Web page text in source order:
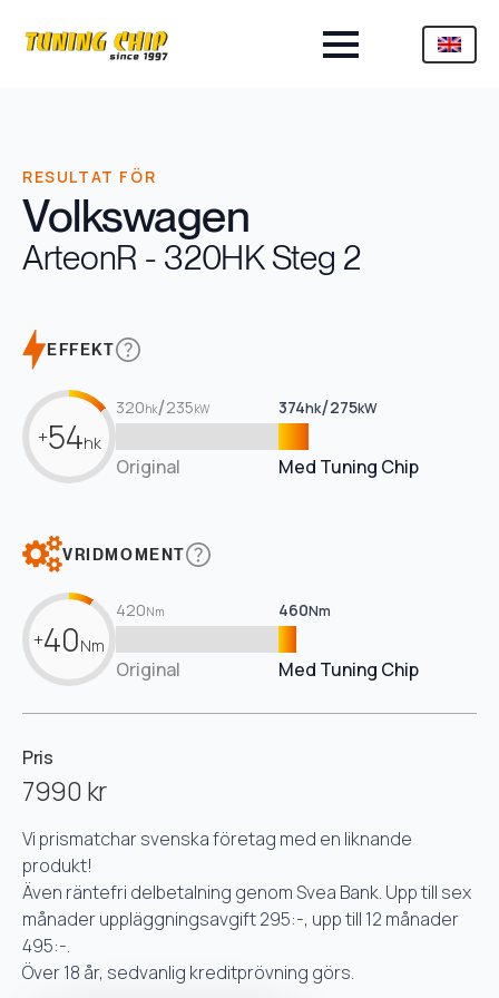
RESULTAT FÖR
Volkswagen
ArteonR - 320HK Steg 2
EFFEKT
+54hk
320hk/235kW 374hk/275kW
Original Med Tuning Chip
VRIDMOMENT
+40Nm
420Nm 460Nm
Original Med Tuning Chip
Pris
7990 kr
Vi prismatchar svenska företag med en liknande
produkt!
Även räntefri delbetalning genom Svea Bank. Upp till sex
månader uppläggningsavgift 295:-, upp till 12 månader
495:-.
Över 18 år, sedvanlig kreditprövning görs.